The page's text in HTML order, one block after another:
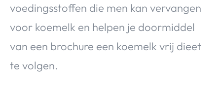
voedingsstoffen die men kan vervangen
voor koemelk en helpen je doormiddel
van een brochure een koemelk vrij dieet
te volgen.